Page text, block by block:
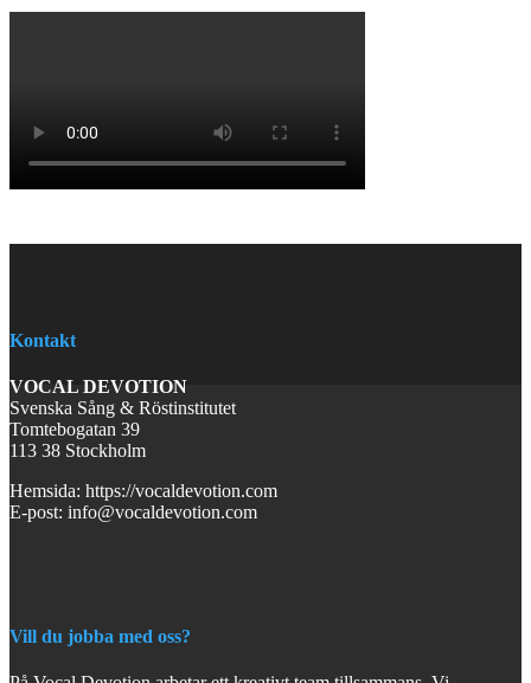
Kontakt
VOCAL DEVOTION
Svenska Sång & Röstinstitutet
Tomtebogatan 39
113 38 Stockholm
Hemsida: https://vocaldevotion.com
E-post: info@vocaldevotion.com
Vill du jobba med oss?